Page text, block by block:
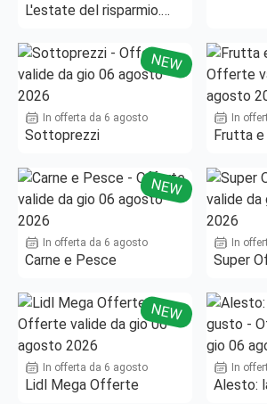
L'estate del risparmio.
NEW
In offerta da 6 agosto
Sottoprezzi
In
Frutta e
NEW
In offerta da 6 agosto
Carne e Pesce
In
Super
NEW
In offerta da 6 agosto
Lidl Mega Offerte
In
Alesto: